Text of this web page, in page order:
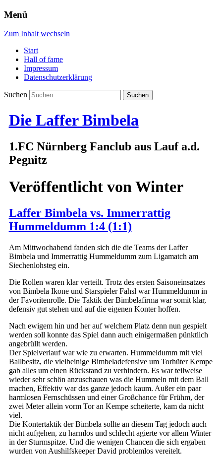
Menü
Zum Inhalt wechseln
Start
Hall of fame
Impressum
Datenschutzerklärung
Suchen
Die Laffer Bimbela
1.FC Nürnberg Fanclub aus Lauf a.d.
Pegnitz
Veröffentlicht von Winter
Laffer Bimbela vs. Immerrattig
Hummeldumm 1:4 (1:1)
Am Mittwochabend fanden sich die die Teams der Laffer
Bimbela und Immerrattig Hummeldumm zum Ligamatch am
Siechenlohsteg ein.
Die Rollen waren klar verteilt. Trotz des ersten Saisoneinsatzes
von Bimbela Ikone und Starspieler Fahsl war Hummeldumm in
der Favoritenrolle. Die Taktik der Bimbelafirma war somit klar,
defensiv gut stehen und auf die eigenen Konter hoffen.
Nach ewigem hin und her auf welchem Platz denn nun gespielt
werden soll konnte das Spiel dann auch einigermaßen pünktlich
angebrüllt werden.
Der Spielverlauf war wie zu erwarten. Hummeldumm mit viel
Ballbesitz, die vielbeinige Bimbeladefensive um Torhüter Kempe
gab alles um einen Rückstand zu verhindern. Es war teilweise
wieder sehr schön anzuschauen was die Hummeln mit dem Ball
machen, Effektiv war das ganze jedoch kaum. Außer ein paar
harmlosen Fernschüssen und einer Großchance für Frühm, der
zwei Meter allein vorm Tor an Kempe scheiterte, kam da nicht
viel.
Die Kontertaktik der Bimbela sollte an diesem Tag jedoch auch
nicht aufgehen, zu harmlos und schlecht agierte vor allem Winter
in der Sturmspitze. Und die wenigen Chancen die sich ergaben
wurden von Aushilfskeeper David problemlos vereitelt.